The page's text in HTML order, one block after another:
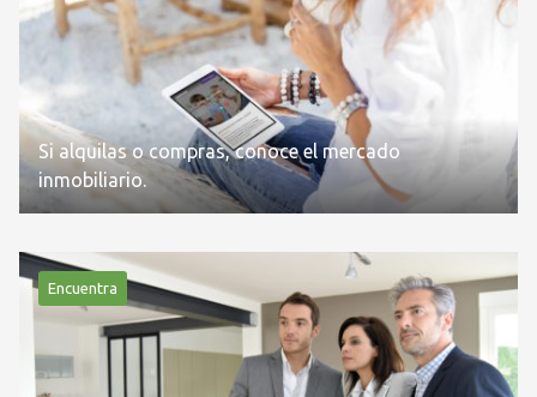
Si alquilas o compras, conoce el mercado
inmobiliario.
Encuentra